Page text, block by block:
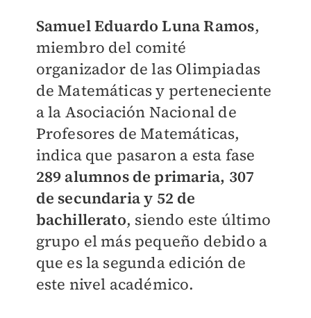
Samuel Eduardo Luna Ramos,
miembro del comité
organizador de las Olimpiadas
de Matemáticas y perteneciente
a la Asociación Nacional de
Profesores de Matemáticas,
indica que pasaron a esta fase
289 alumnos de primaria, 307
de secundaria y 52 de
bachillerato, siendo este último
grupo el más pequeño debido a
que es la segunda edición de
este nivel académico.